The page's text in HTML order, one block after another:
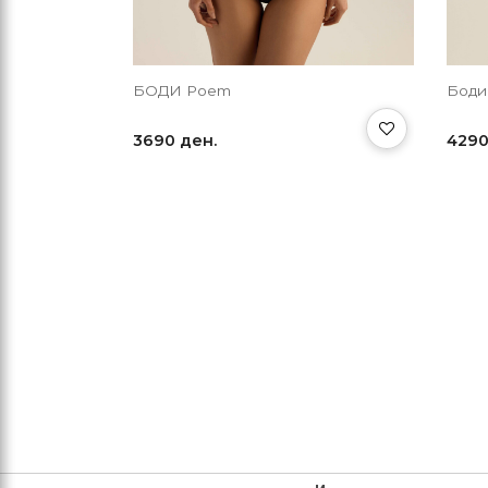
БОДИ Poem
3690 ден.